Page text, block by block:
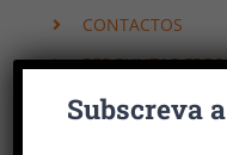
CONTACTOS
PERGUNTAS
Subscreva